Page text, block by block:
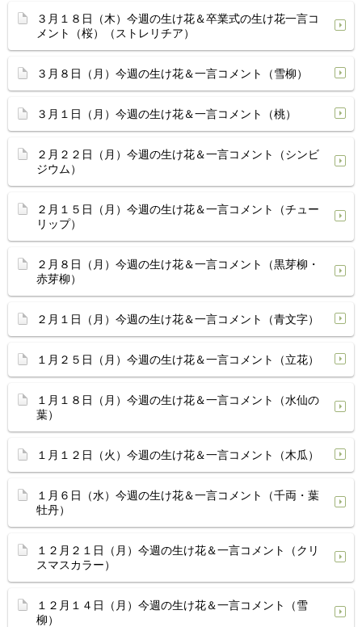
３月１８日（木）今週の生け花＆卒業式の生け花一言コ
メント（桜）（ストレリチア）
３月８日（月）今週の生け花＆一言コメント（雪柳）
３月１日（月）今週の生け花＆一言コメント（桃）
２月２２日（月）今週の生け花＆一言コメント（シンビ
ジウム）
２月１５日（月）今週の生け花＆一言コメント（チュー
リップ）
２月８日（月）今週の生け花＆一言コメント（黒芽柳・
赤芽柳）
２月１日（月）今週の生け花＆一言コメント（青文字）
１月２５日（月）今週の生け花＆一言コメント（立花）
１月１８日（月）今週の生け花＆一言コメント（水仙の
葉）
１月１２日（火）今週の生け花＆一言コメント（木瓜）
１月６日（水）今週の生け花＆一言コメント（千両・葉
牡丹）
１２月２１日（月）今週の生け花＆一言コメント（クリ
スマスカラー）
１２月１４日（月）今週の生け花＆一言コメント（雪
柳）